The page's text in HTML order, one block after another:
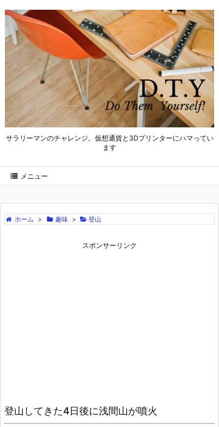
サラリーマンのチャレンジ。仮想通貨と3Dプリンターにハマってい
ます
メニュー
ホーム > 趣味 > 登山
スポンサーリンク
登山してきた4日後に浅間山が噴火